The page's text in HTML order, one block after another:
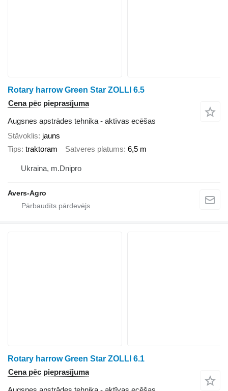
Rotary harrow Green Star ZOLLI 6.5
Cena pēc pieprasījuma
Augsnes apstrādes tehnika - aktīvas ecēšas
Stāvoklis jauns
Tips traktoram Satveres platums 6,5 m
Ukraina, m.Dnipro
Avers-Agro
Rotary harrow Green Star ZOLLI 6.1
Cena pēc pieprasījuma